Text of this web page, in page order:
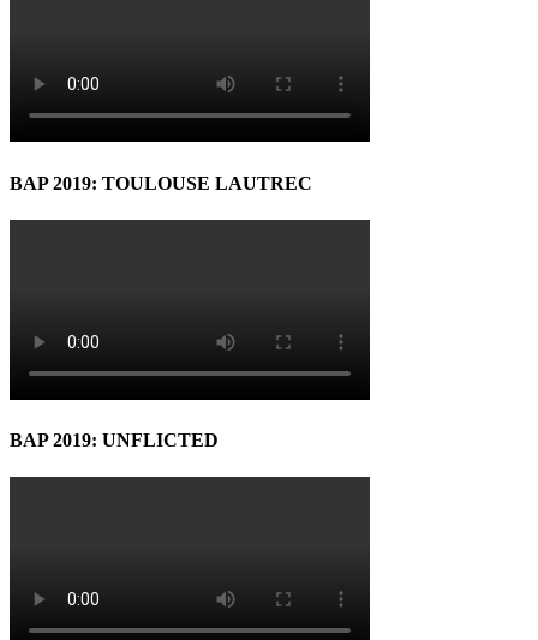
BAP 2019: TOULOUSE LAUTREC
BAP 2019: UNFLICTED